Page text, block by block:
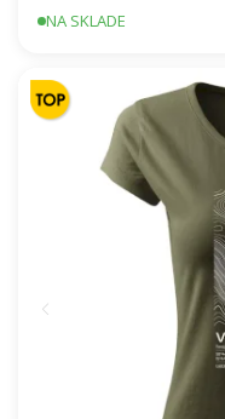
NA SKLADE